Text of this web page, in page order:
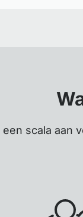
een scala aan